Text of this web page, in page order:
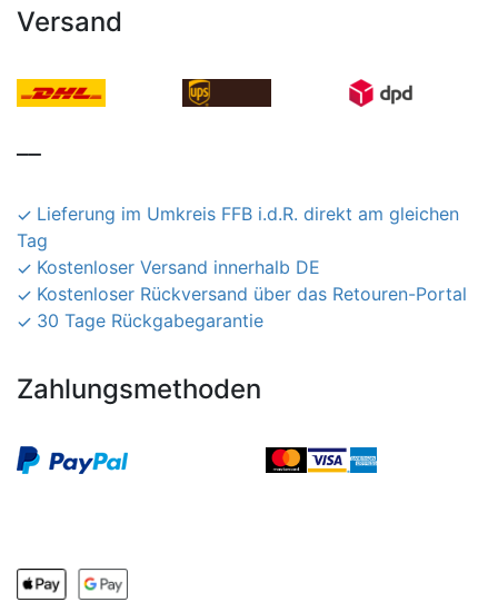
Versand
Lieferung im Umkreis FFB i.d.R. direkt am gleichen
Tag
Kostenloser Versand innerhalb DE
Kostenloser Rückversand über das Retouren-Portal
30 Tage Rückgabegarantie
Zahlungsmethoden